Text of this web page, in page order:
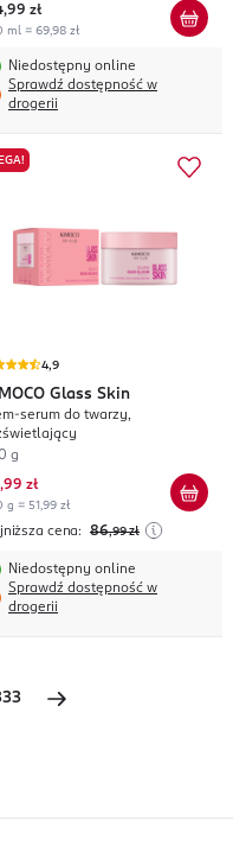
,99 zł
ml = 69,98 zł
Niedostępny online
Sprawdź dostępność w
drogerii
4,9
Glass Skin
serum do twarzy,
g
,99 zł
g = 51,99 zł
cena: 86,99 zł
Niedostępny online
Sprawdź dostępność w
drogerii